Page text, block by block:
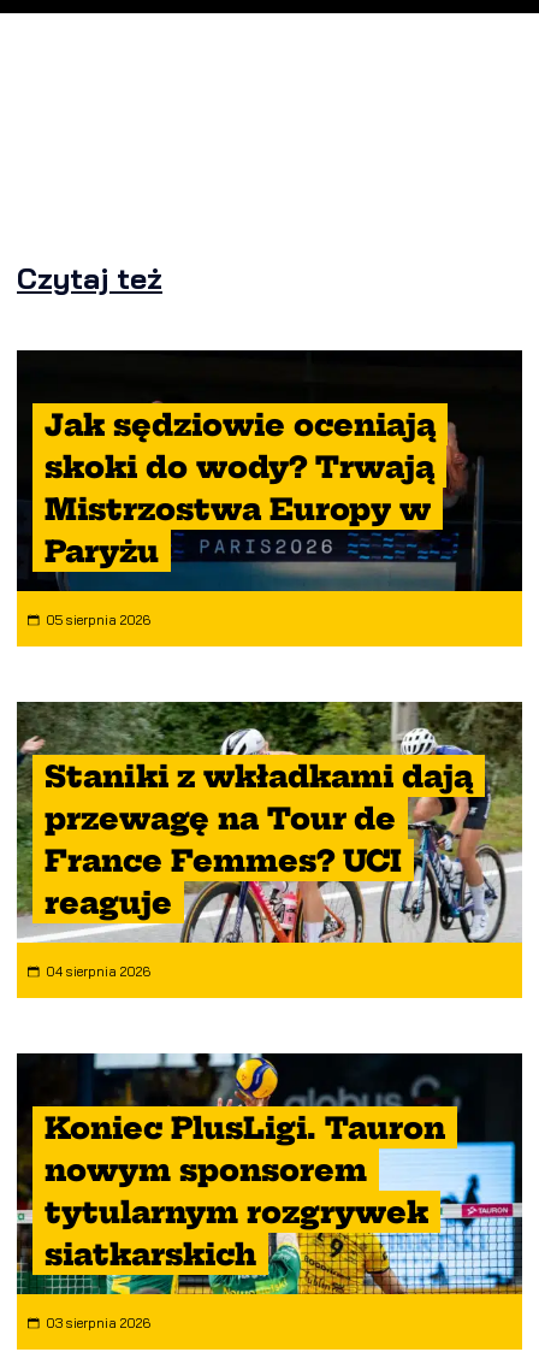
Czytaj też
Jak sędziowie oceniają
skoki do wody? Trwają
Mistrzostwa Europy w
Paryżu
05 sierpnia 2026
Staniki z wkładkami dają
przewagę na Tour de
France Femmes? UCI
reaguje
04 sierpnia 2026
Koniec PlusLigi. Tauron
nowym sponsorem
tytularnym rozgrywek
siatkarskich
03 sierpnia 2026